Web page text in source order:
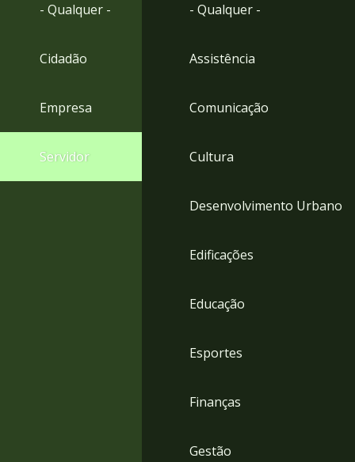
- Qualquer -
Cidadão
Empresa
Servidor
- Qualquer -
Assistência
Comunicação
Cultura
Desenvolvimento Urbano
Edificações
Educação
Esportes
Finanças
Gestão